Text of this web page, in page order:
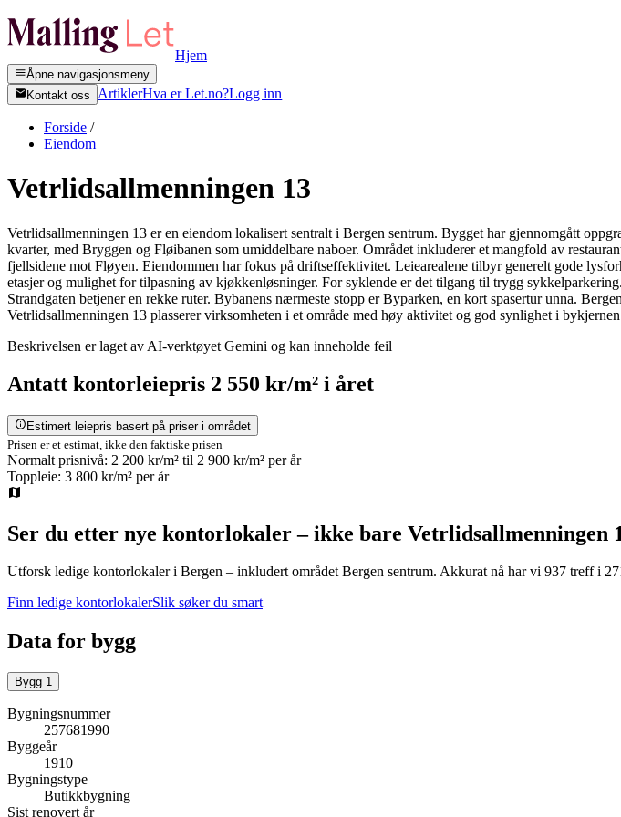
Hjem
Åpne navigasjonsmeny
Kontakt oss
ArtiklerHva er Let.no?Logg inn
Forside /
Eiendom
Vetrlidsallmenningen 13
Vetrlidsallmenningen 13 er en eiendom lokalisert sentralt i Bergen sentrum. Bygget har gjennomgått
kvarter, med Bryggen og Fløibanen som umiddelbare naboer. Området inkluderer et mangfold av
fjellsidene mot Fløyen. Eiendommen har fokus på driftseffektivitet. Leiearealene tilbyr generelt gode
etasjer og mulighet for tilpasning av kjøkkenløsninger. For syklende er det tilgang til trygg
Strandgaten betjener en rekke ruter. Bybanens nærmeste stopp er Byparken, en kort spasertur unna.
Vetrlidsallmenningen 13 plasserer virksomheten i et område med høy aktivitet og god synlighet i
Beskrivelsen er laget av AI-verktøyet Gemini og kan inneholde feil
Antatt kontorleiepris 2 550 kr/m² i året
Estimert leiepris basert på priser i området
Prisen er et estimat, ikke den faktiske prisen
Normalt prisnivå: 2 200 kr/m² til 2 900 kr/m² per år
Toppleie: 3 800 kr/m² per år
Ser du etter nye kontorlokaler – ikke bare Vetrlidsallmenningen
Utforsk ledige kontorlokaler i Bergen – inkludert området Bergen sentrum. Akkurat nå har vi 937 treff i
Finn ledige kontorlokalerSlik søker du smart
Data for bygg
Bygg 1
Bygningsnummer
257681990
Byggeår
1910
Bygningstype
Butikkbygning
Sist renovert år